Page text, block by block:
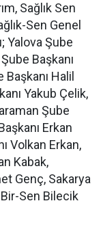
Sağlık Sen
Sen Genel
Yalova Şube
Başkanı
Halil
Yakub Çelik,
Şube
Erkan
Volkan Erkan,
Kabak,
Genç, Sakarya
Sen Bilecik